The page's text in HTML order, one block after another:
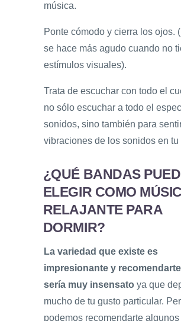
música.
Ponte cómodo y cierra los ojos.
se hace más agudo cuando no
estímulos visuales).
Trata de escuchar con todo el
no sólo escuchar a todo el
sonidos, sino también para
vibraciones de los sonidos en tu
¿QUÉ BANDAS
ELEGIR COMO
RELAJANTE PARA
DORMIR?
La variedad que existe es
impresionante y
sería muy insensato ya que
mucho de tu gusto particular.
podemos recomendarte